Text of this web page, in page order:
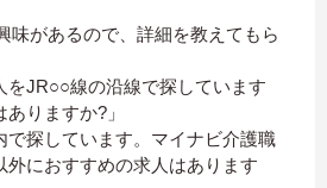
味があるので、詳細を教えてもら
をJR○○線の沿線で探しています
りますか?」
で探しています。マイナビ介護職
におすすめの求人はあります